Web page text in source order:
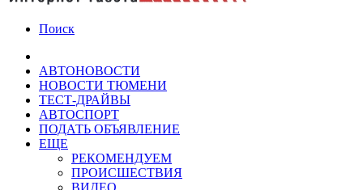
Поиск
АВТОНОВОСТИ
НОВОСТИ ТЮМЕНИ
ТЕСТ-ДРАЙВЫ
АВТОСПОРТ
ПОДАТЬ ОБЪЯВЛЕНИЕ
ЕЩЕ
РЕКОМЕНДУЕМ
ПРОИСШЕСТВИЯ
ВИДЕО